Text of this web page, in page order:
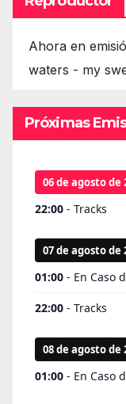
Ahora en
waters - my
Próximas